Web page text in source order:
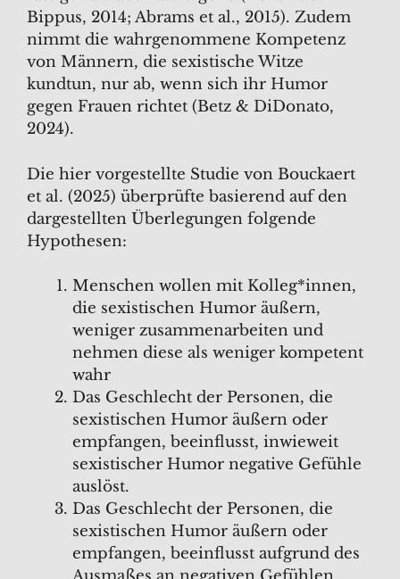
Bippus, 2014; Abrams et al., 2015). Zudem
nimmt die wahrgenommene Kompetenz
von Männern, die sexistische Witze
kundtun, nur ab, wenn sich ihr Humor
gegen Frauen richtet (Betz & DiDonato,
2024).
Die hier vorgestellte Studie von Bouckaert
et al. (2025) überprüfte basierend auf den
dargestellten Überlegungen folgende
Hypothesen:
Menschen wollen mit Kolleg*innen,
die sexistischen Humor äußern,
weniger zusammenarbeiten und
nehmen diese als weniger kompetent
wahr
Das Geschlecht der Personen, die
sexistischen Humor äußern oder
empfangen, beeinflusst, inwieweit
sexistischer Humor negative Gefühle
auslöst.
Das Geschlecht der Personen, die
sexistischen Humor äußern oder
empfangen, beeinflusst aufgrund des